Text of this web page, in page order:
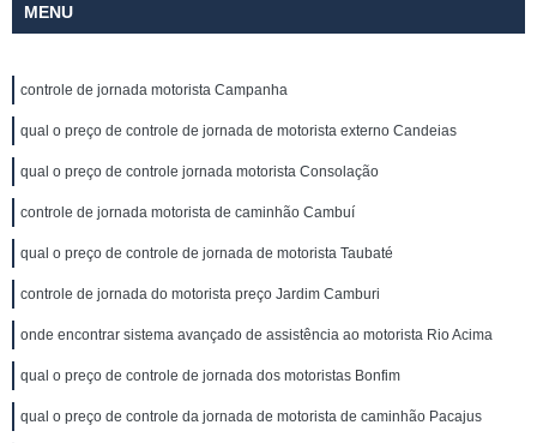
MENU
controle de jornada motorista Campanha
qual o preço de controle de jornada de motorista externo Candeias
qual o preço de controle jornada motorista Consolação
controle de jornada motorista de caminhão Cambuí
qual o preço de controle de jornada de motorista Taubaté
controle de jornada do motorista preço Jardim Camburi
onde encontrar sistema avançado de assistência ao motorista Rio Acima
qual o preço de controle de jornada dos motoristas Bonfim
qual o preço de controle da jornada de motorista de caminhão Pacajus